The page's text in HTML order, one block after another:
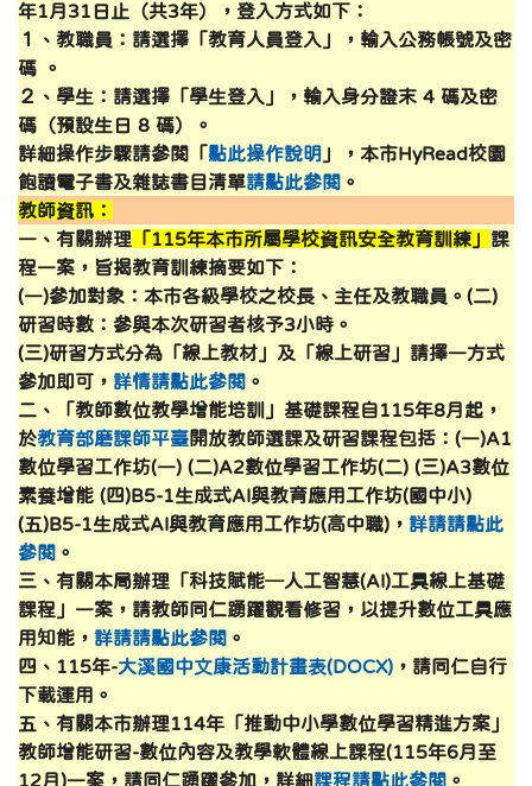
年1月31日止（共3年），登入方式如下：
１、教職員：請選擇「教育人員登入」，輸入公務帳號及密
碼 。
２、學生：請選擇「學生登入」，輸入身分證末 4 碼及密
碼（預設生日 8 碼）。
詳細操作步驟請參閱「點此操作說明 」，本市HyRead校園
飽讀電子書及雜誌書目清單請點此參閱 。
教師資訊：
一、有關辦理 「115年本市所屬學校資訊安全教育訓練」 課
程一案，旨揭教育訓練摘要如下：
(一)參加對象：本市各級學校之校長、主任及教職員。(二)
研習時數：參與本次研習者核予3小時。
(三)研習方式分為「線上教材」及「線上研習」請擇一方式
參加即可， 詳情請點此參閱 。
二、「教師數位教學增能培訓」基礎課程自115年8月起，
於教育部磨課師平臺開放教師選課及研習課程包括：(一)A1
數位學習工作坊(一) (二)A2數位學習工作坊(二) (三)A3數位
素養增能 (四)B5-1生成式AI與教育應用工作坊(國中小)
(五)B5-1生成式AI與教育應用工作坊(高中職) ， 詳請請點此
參閱 。
三、有關本局辦理「科技賦能─人工智慧(AI)工具線上基礎
課程」一案，請教師同仁踴躍觀看修習，以提升數位工具應
用知能， 詳請請點此參閱 。
四、115年-大溪國中文康活動計畫表(DOCX) ，請同仁自行
下載運用。
五、有關本市辦理114年「推動中小學數位學習精進方案」
教師增能研習-數位內容及教學軟體線上課程(115年6月至
12月)一案，請同仁踴躍參加，詳細課程請點此參閱 。